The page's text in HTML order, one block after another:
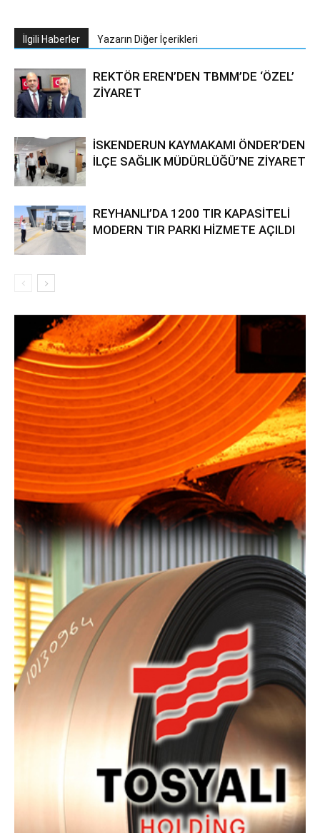
İlgili Haberler Yazarın Diğer İçerikleri
REKTÖR EREN’DEN TBMM’DE ‘ÖZEL’
ZİYARET
İSKENDERUN KAYMAKAMI ÖNDER’DEN
İLÇE SAĞLIK MÜDÜRLÜĞÜ’NE ZİYARET
REYHANLI’DA 1200 TIR KAPASİTELİ
MODERN TIR PARKI HİZMETE AÇILDI